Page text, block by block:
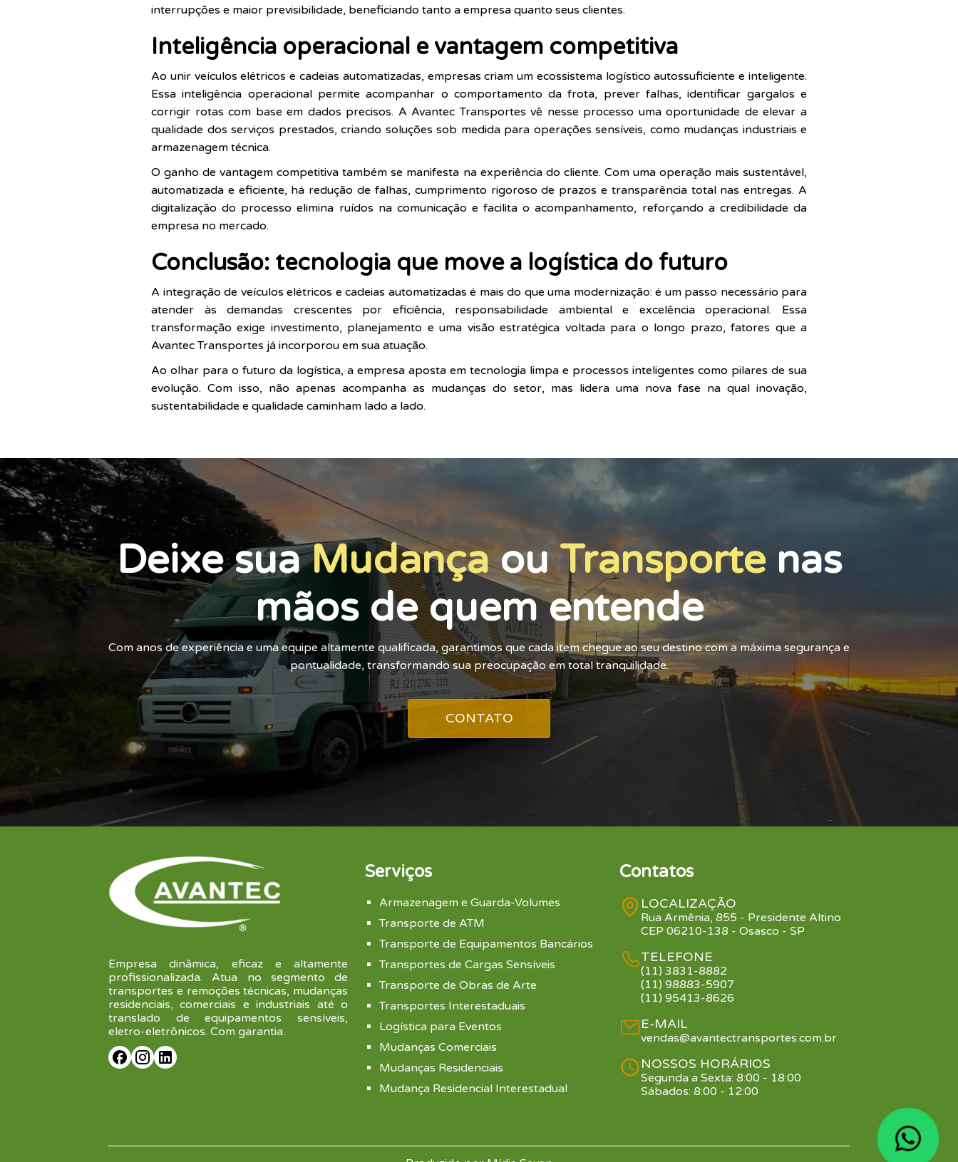
interrupções e maior previsibilidade, beneficiando tanto a empresa quanto seus clientes.
Inteligência operacional e vantagem competitiva
Ao unir veículos elétricos e cadeias automatizadas, empresas criam um ecossistema logístico autossuficiente e inteligente.
Essa inteligência operacional permite acompanhar o comportamento da frota, prever falhas, identificar gargalos e
corrigir rotas com base em dados precisos. A Avantec Transportes vê nesse processo uma oportunidade de elevar a
qualidade dos serviços prestados, criando soluções sob medida para operações sensíveis, como mudanças industriais e
armazenagem técnica.
O ganho de vantagem competitiva também se manifesta na experiência do cliente. Com uma operação mais sustentável,
automatizada e eficiente, há redução de falhas, cumprimento rigoroso de prazos e transparência total nas entregas. A
digitalização do processo elimina ruídos na comunicação e facilita o acompanhamento, reforçando a credibilidade da
empresa no mercado.
Conclusão: tecnologia que move a logística do futuro
A integração de veículos elétricos e cadeias automatizadas é mais do que uma modernização: é um passo necessário para
atender às demandas crescentes por eficiência, responsabilidade ambiental e excelência operacional. Essa
transformação exige investimento, planejamento e uma visão estratégica voltada para o longo prazo, fatores que a
Avantec Transportes já incorporou em sua atuação.
Ao olhar para o futuro da logística, a empresa aposta em tecnologia limpa e processos inteligentes como pilares de sua
evolução. Com isso, não apenas acompanha as mudanças do setor, mas lidera uma nova fase na qual inovação,
sustentabilidade e qualidade caminham lado a lado.
Deixe suaMudançaouTransportenas
mãos de quem entende
Com anos de experiência e uma equipe altamente qualificada, garantimos que cada item chegue ao seu destino com a máxima segurança e
pontualidade, transformando sua preocupação em total tranquilidade.
CONTATO
Empresa dinâmica, eficaz e altamente
profissionalizada. Atua no segmento de
transportes e remoções técnicas, mudanças
residenciais, comerciais e industriais até o
translado de equipamentos sensíveis,
eletro-eletrônicos. Com garantia.
Serviços
Armazenagem e Guarda-Volumes
Transporte de ATM
Transporte de Equipamentos Bancários
Transportes de Cargas Sensíveis
Transporte de Obras de Arte
Transportes Interestaduais
Logística para Eventos
Mudanças Comerciais
Mudanças Residenciais
Mudança Residencial Interestadual
Contatos
LOCALIZAÇÃO
Rua Armênia, 855 - Presidente Altino
CEP 06210-138 - Osasco - SP
TELEFONE
(11) 3831-8882
(11) 98883-5907
(11) 95413-8626
E-MAIL
vendas@avantectransportes.com.br
NOSSOS HORÁRIOS
Segunda a Sexta: 8:00 - 18:00
Sábados: 8:00 - 12:00